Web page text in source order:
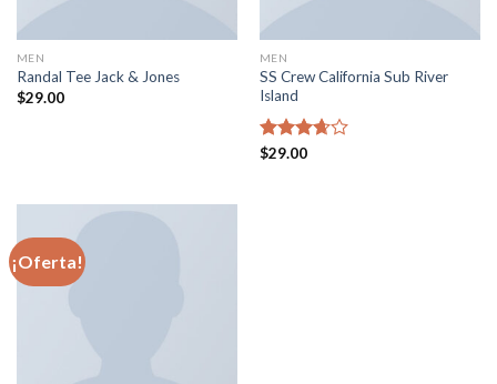
MEN
Randal Tee Jack & Jones
$29.00
MEN
SS Crew California Sub River
Island
Valorado
$29.00
¡Oferta!